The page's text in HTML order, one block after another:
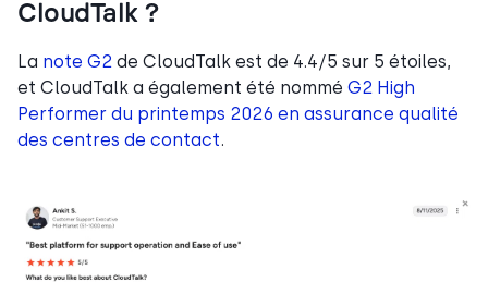
CloudTalk ?
La note G2 de CloudTalk est de 4.4/5 sur 5 étoiles,
et CloudTalk a également été nommé G2 High
Performer du printemps 2026 en assurance qualité
des centres de contact.